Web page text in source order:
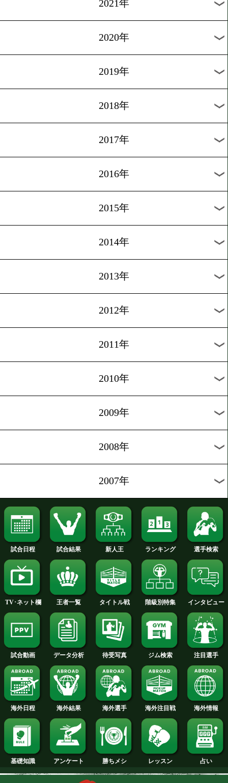
過去のニュース
2025年
2024年
2023年
2022年
2021年
2020年
2019年
2018年
2017年
2016年
2015年
2014年
2013年
2012年
2011年
2010年